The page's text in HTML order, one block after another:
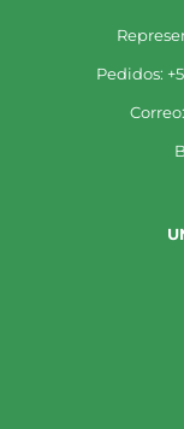
Pedidos: